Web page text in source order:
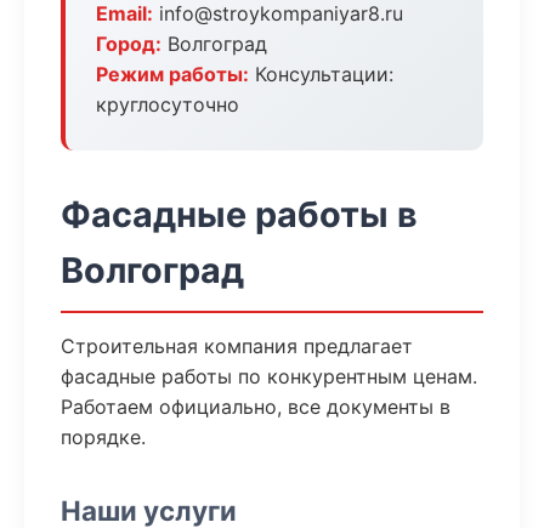
Email: info@stroykompaniyar8.ru
Город: Волгоград
Режим работы: Консультации:
круглосуточно
Фасадные работы в
Волгоград
Строительная компания предлагает
фасадные работы по конкурентным ценам.
Работаем официально, все документы в
порядке.
Наши услуги